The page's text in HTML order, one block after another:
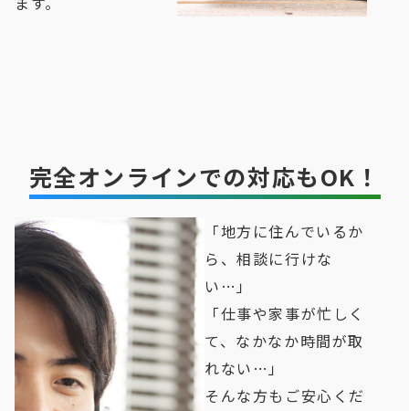
完全オンラインでの対応もOK！
「地方に住んでいるか
ら、相談に行けな
い…」
「仕事や家事が忙しく
て、なかなか時間が取
れない…」
そんな方もご安心くだ